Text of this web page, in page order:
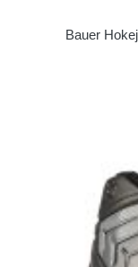
Bauer